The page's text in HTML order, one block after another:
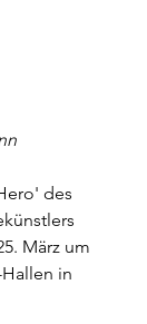
des
März um
in